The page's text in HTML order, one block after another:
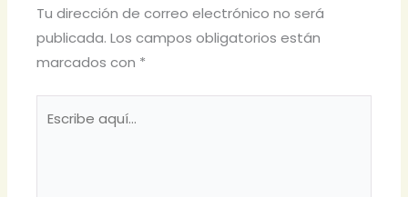
Tu dirección de correo electrónico no será
publicada. Los campos obligatorios están
marcados con *